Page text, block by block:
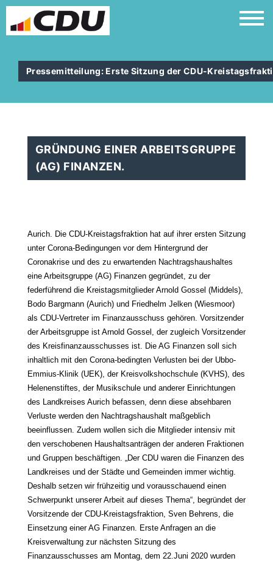
Pressemitteilung: Erste Sitzung der CDU-
GRÜNDUNG EINER ARBEITSGRUPPE
(AG) FINANZEN.
Aurich. Die CDU-Kreistagsfraktion hat auf ihrer ersten Sitzung
unter Corona-Bedingungen vor dem Hintergrund der
Coronakrise und des zu erwartenden Nachtragshaushaltes
eine Arbeitsgruppe (AG) Finanzen gegründet, zu der
federführend die Kreistagsmitglieder Arnold Gossel (Middels),
Bodo Bargmann (Aurich) und Friedhelm Jelken (Wiesmoor)
als CDU-Vertreter im Finanzausschuss gehören. Vorsitzender
der Arbeitsgruppe ist Arnold Gossel, der zugleich Vorsitzender
des Kreisfinanzausschusses ist. Die AG Finanzen soll sich
inhaltlich mit den Corona-bedingten Verlusten bei der Ubbo-
Emmius-Klinik (UEK), der Kreisvolkshochschule (KVHS), des
Helenenstiftes, der Musikschule und anderer Einrichtungen
des Landkreises Aurich befassen, denn diese absehbaren
Verluste werden den Nachtragshaushalt maßgeblich
beeinflussen. Zudem wollen sich die Mitglieder intensiv mit
den verschobenen Haushaltsanträgen der anderen Fraktionen
und Gruppen beschäftigen. „Der CDU waren die Finanzen des
Landkreises und der Städte und Gemeinden immer wichtig.
Deshalb setzen wir frühzeitig und vorausschauend einen
Schwerpunkt unserer Arbeit auf dieses Thema“, begründet der
Vorsitzende der CDU-Kreistagsfraktion, Sven Behrens, die
Einsetzung einer AG Finanzen. Erste Anfragen an die
Kreisverwaltung zur nächsten Sitzung des
Finanzausschusses am Montag, dem 22.Juni 2020 wurden